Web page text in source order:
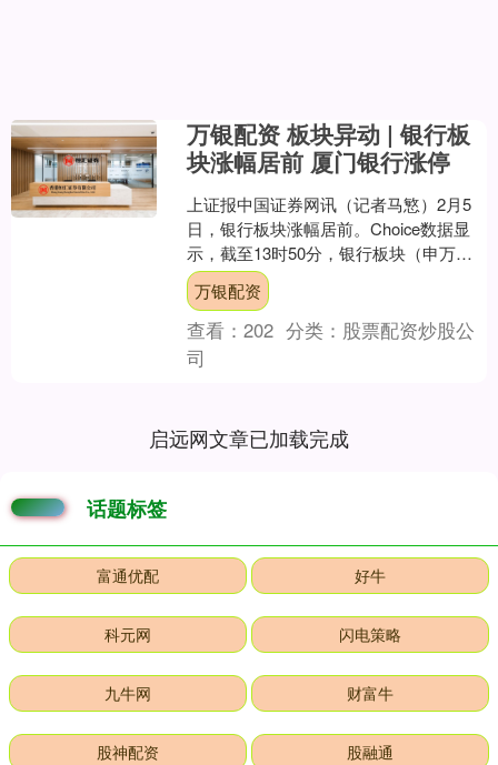
万银配资 板块异动 | 银行板
块涨幅居前 厦门银行涨停
上证报中国证券网讯（记者马慜）2月5
日，银行板块涨幅居前。Choice数据显
示，截至13时50分，银行板块（申万一
级行业）整体涨幅1.69%，位居全行业板
块第三....
万银配资
查看：202 分类： 股票配资炒股公
司
启远网文章已加载完成
话题标签
富通优配 好牛
科元网 闪电策略
九牛网 财富牛
股神配资 股融通